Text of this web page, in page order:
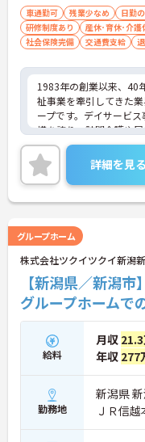
未経験やブランクがあ
・困難事例があった際
共有やケース検討がで
のサポートを受けられ
・一人ひとりの仕事量
規の受け入れを調整す
なく働けます
・公的資格取得・自己
きながらケアマネジャ
ップを目指せます
【賞与過去実績最大
充実した待遇や福利厚
還元されます
・勤続3年以上で対象と
助などが受けられる独
を完備しています
・社内規定の範囲内で
まつげエクステが自由
自分らしく働けます
車通勤可 残業少なめ 日勤
研修制度あり
産休･育休･介護
社会保険完備
交通費支給
1983年の創業以来、40
祉事業を牽引してきた
ープです。デイサービ
模を誇り、訪問介護や
業を展開することで、
ストップで応える体制を
シティ経営を積極的に
発揮できる職場環境の
な特色です。また、大
ンの運用など、お客様
マネジメントも徹底され
がオンラインで情報を
活用した相談サービス
に取り入れ、在宅生活
率化を両立する次世代型
いく方針です。安定し
併せ持つ、長期的なキ
す。
★おすすめPOINT★
・基本土日休みをベー
月1回のリフレッシュ休
た、未就学児をお持ち
詳細を見る
グループホーム
株式会社ツクイツクイ新潟
【新潟県／新潟
グループホームで
給料
月収
年収 277
勤務地
新潟県
ＪＲ信